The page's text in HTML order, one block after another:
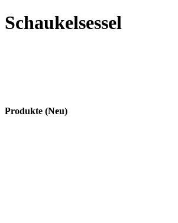
Schaukelsessel
Produkte (Neu)